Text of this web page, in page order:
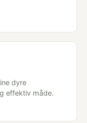
dyre
effektiv måde.